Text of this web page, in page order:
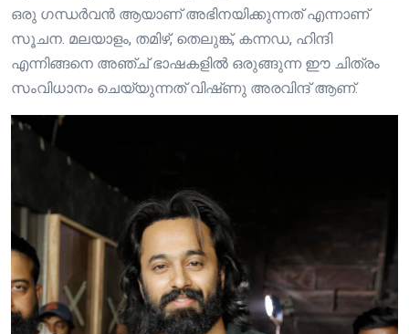
ഒരു ഗന്ധർവൻ ആയാണ് അഭിനയിക്കുന്നത് എന്നാണ്
സൂചന. മലയാളം, തമിഴ്, തെലുങ്ക്, കന്നഡ, ഹിന്ദി
എന്നിങ്ങനെ അഞ്ച് ഭാഷകളിൽ ഒരുങ്ങുന്ന ഈ ചിത്രം
സംവിധാനം ചെയ്യുന്നത് വിഷ്‍ണു അരവിന്ദ് ആണ്.